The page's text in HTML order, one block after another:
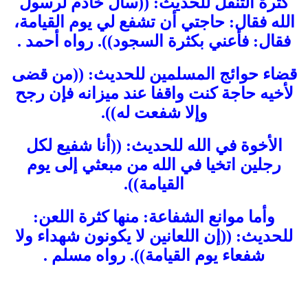
الله فقال: حاجتي أن تشفع لي يوم القيامة،
فقال: فأعني بكثرة السجود)). رواه أحمد .
قضاء حوائج المسلمين للحديث: ((من قضى
لأخيه حاجة كنت واقفا عند ميزانه فإن رجح
وإلا شفعت له)).
الأخوة في الله للحديث: ((أنا شفيع لكل
رجلين اتخيا في الله من مبعثي إلى يوم
القيامة)).
وأما موانع الشفاعة: منها كثرة اللعن:
للحديث: ((إن اللعانين لا يكونون شهداء ولا
شفعاء يوم القيامة)). رواه مسلم .